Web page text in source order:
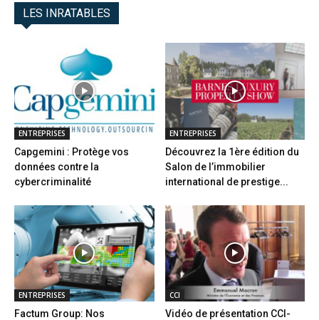
LES INRATABLES
ENTREPRISES
Capgemini : Protège vos
données contre la
cybercriminalité
ENTREPRISES
Découvrez la 1ère édition du
Salon de l’immobilier
international de prestige...
ENTREPRISES
Factum Group: Nos
CCI
Vidéo de présentation CCI-